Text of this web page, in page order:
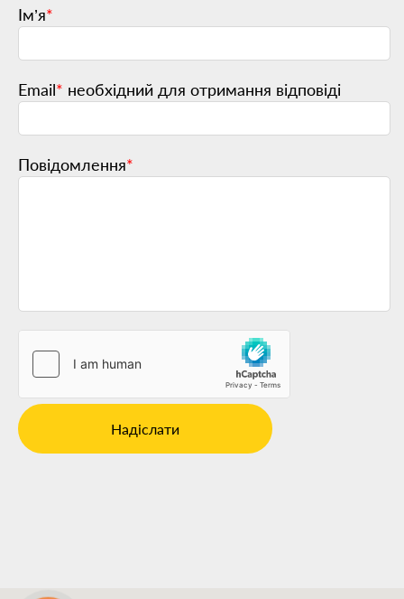
Ім’я*
Email* необхідний для отримання відповіді
Повідомлення*
Надіслати